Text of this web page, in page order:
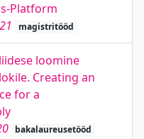
Platform
magistritööd
loomine
Creating an
for a
bakalaureusetööd